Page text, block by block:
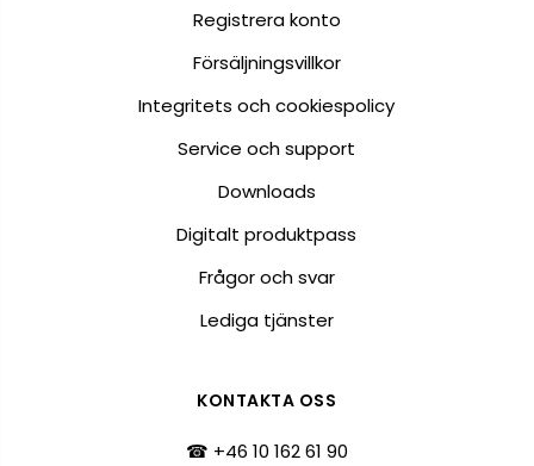
Registrera konto
Försäljningsvillkor
Integritets och cookiespolicy
Service och support
Downloads
Digitalt produktpass
Frågor och svar
Lediga tjänster
KONTAKTA OSS
☎ +46 10 162 61 90